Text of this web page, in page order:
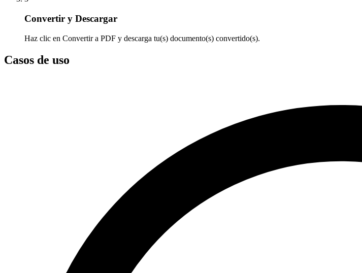
Convertir y Descargar
Haz clic en Convertir a PDF y descarga tu(s) documento(s) convertido(s).
Casos de uso